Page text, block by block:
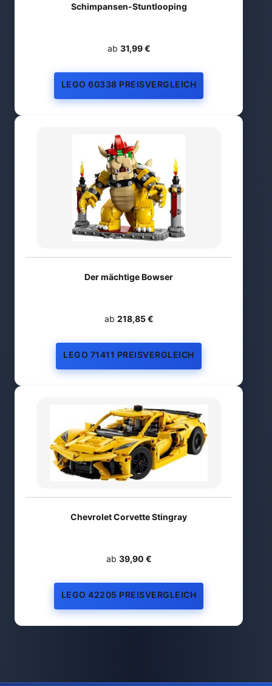
Schimpansen-Stuntlooping
ab 31,99 €
LEGO 60338 PREISVERGLEICH
Der mächtige Bowser
ab 218,85 €
LEGO 71411 PREISVERGLEICH
Chevrolet Corvette Stingray
ab 39,90 €
LEGO 42205 PREISVERGLEICH